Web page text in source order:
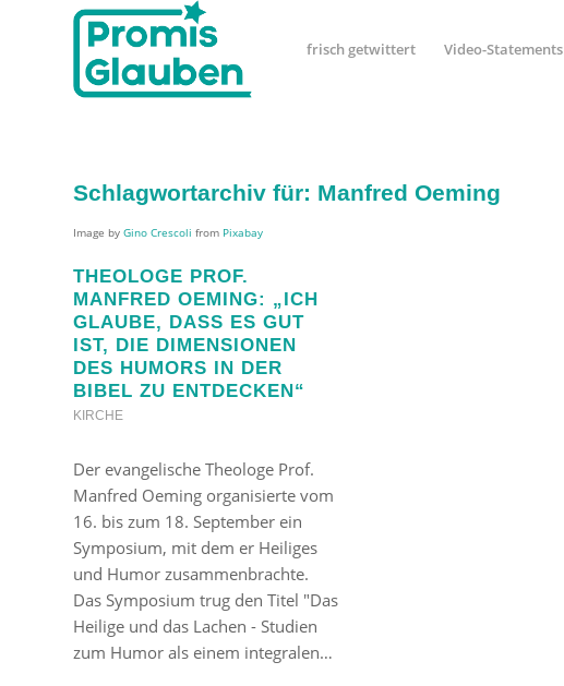
frisch getwittert Video-Statements
Schlagwortarchiv für: Manfred Oeming
Image by Gino Crescoli from Pixabay
THEOLOGE PROF.
MANFRED OEMING: „ICH
GLAUBE, DASS ES GUT
IST, DIE DIMENSIONEN
DES HUMORS IN DER
BIBEL ZU ENTDECKEN“
KIRCHE
Der evangelische Theologe Prof.
Manfred Oeming organisierte vom
16. bis zum 18. September ein
Symposium, mit dem er Heiliges
und Humor zusammenbrachte.
Das Symposium trug den Titel "Das
Heilige und das Lachen - Studien
zum Humor als einem integralen…